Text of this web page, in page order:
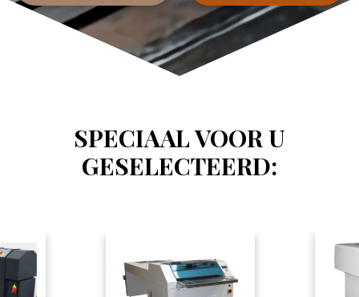
SPECIAAL VOOR U
GESELECTEERD: